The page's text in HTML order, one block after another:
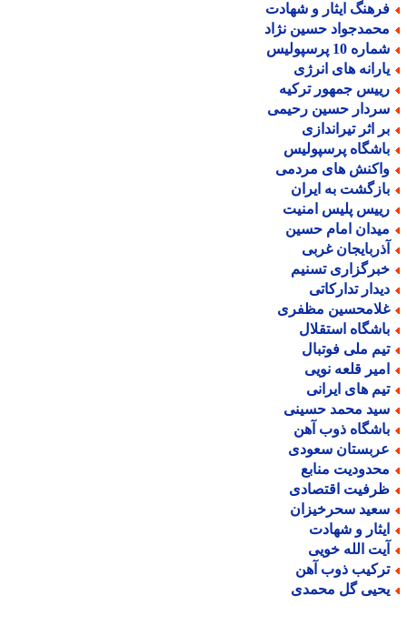
ایثار و شهادت
حسین نژاد
10 پرسپولیس
های انرژی
جمهور ترکیه
حسین رحیمی
اثر تیراندازی
پرسپولیس
های مردمی
به ایران
پلیس امنیت
امام حسین
غربی
تسنیم
تدارکاتی
مظفری
استقلال
ملی فوتبال
قلعه نویی
های ایرانی
محمد حسینی
ذوب آهن
سعودی
منابع
اقتصادی
سحرخیزان
و شهادت
الله خویی
ذوب آهن
گل محمدی